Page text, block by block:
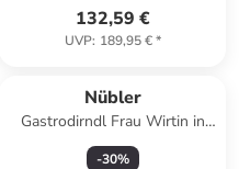
132,59 €
UVP: 189,95 €*
Nübler
Gastrodirndl Frau Wirtin in
Schwarz
-30%